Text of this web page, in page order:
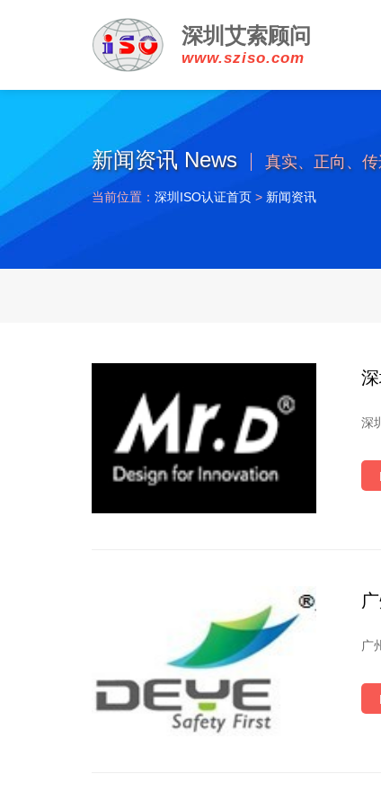
深圳艾索顾问
www.sziso.com
新闻资讯 News 真实、正向、
当前位置： 深圳ISO认证首页 > 新闻资讯
深
广